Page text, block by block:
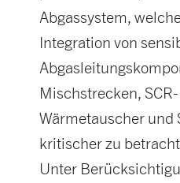
Abgassystem,
Integration von
Mischstrecken,
Wärmetauscher und
kritischer zu
Unter